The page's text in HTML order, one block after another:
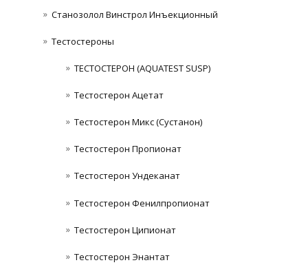
Станозолол Винстрол Инъекционный
Тестостероны
ТЕСТОСТЕРОН (AQUATEST SUSP)
Тестостерон Ацетат
Тестостерон Микс (Сустанон)
Тестостерон Пропионат
Тестостерон Ундеканат
Тестостерон Фенилпропионат
Тестостерон Ципионат
Тестостерон Энантат